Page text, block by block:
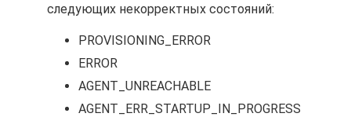
следующих некорректных состояний:
PROVISIONING_ERROR
ERROR
AGENT_UNREACHABLE
AGENT_ERR_STARTUP_IN_PROGRESS